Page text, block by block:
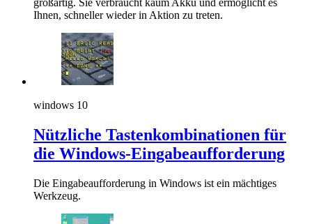
Ihnen, schneller wieder in Aktion zu treten.
windows 10
Nützliche Tastenkombinationen für
die Windows-Eingabeaufforderung
Die Eingabeaufforderung in Windows ist ein mächtiges
Werkzeug.